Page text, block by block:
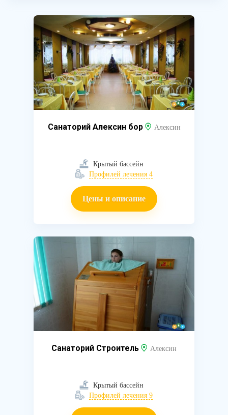
Санаторий Алексин бор Алексин
Крытый бассейн
Профилей лечения 4
Цены и описание
Санаторий Строитель Алексин
Крытый бассейн
Профилей лечения 9